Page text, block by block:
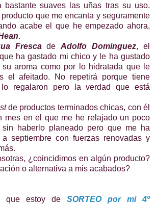
bastante suaves las uñas tras su uso.
que me encanta y seguramente
acabe el que he empezado ahora,
.
FrescadeAdolfo Dominguez, el
que ha gastado mi chico y le ha gustado
su aroma como por lo hidratada que le
el afeitado. No repetirá porque tiene
regalaron pero la verdad que está
de productos terminados chicas, con él
mes en el que me he relajado un poco
sin haberlo planeado pero que me ha
septiembre con fuerzas renovadas y
¿coincidimos en algún producto?
o alternativa a mis acabados?
que estoy de SORTEO por mi 4º